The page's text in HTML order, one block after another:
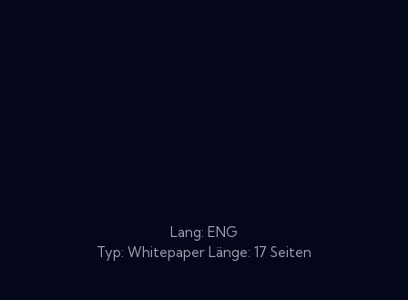
Lang: ENG
Typ: Whitepaper Länge: 17 Seiten